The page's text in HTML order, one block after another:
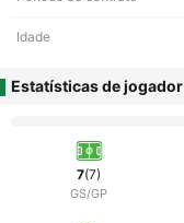
Idade
Estatísticas de jogador
7(7)
GS/GP